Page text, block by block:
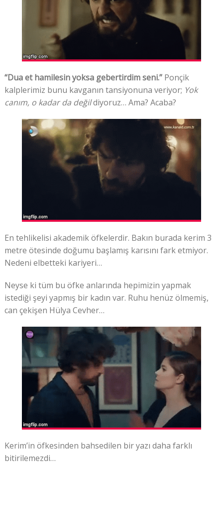
“Dua et hamilesin yoksa gebertirdim seni.”Ponçik
kalplerimiz bunu kavganın tansiyonuna veriyor; Yok
canım, o kadar da değildiyoruz… Ama? Acaba?
En tehlikelisi akademik öfkelerdir. Bakın burada kerim 3
metre ötesinde doğumu başlamış karısını fark etmiyor.
Nedeni elbetteki kariyeri…
Neyse ki tüm bu öfke anlarında hepimizin yapmak
istediği şeyi yapmış bir kadın var. Ruhu henüz ölmemiş,
can çekişen Hülya Cevher…
Kerim’in öfkesinden bahsedilen bir yazı daha farklı
bitirilemezdi…